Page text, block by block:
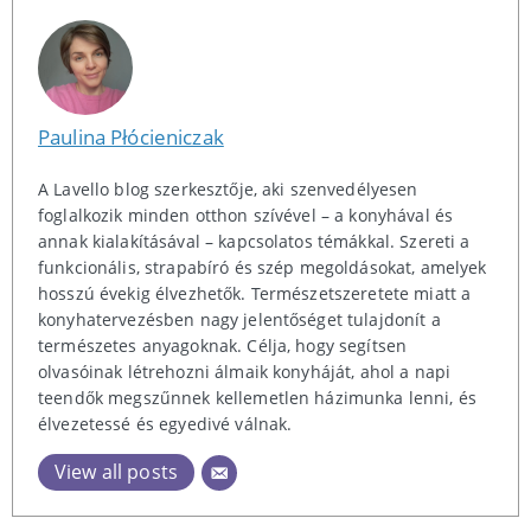
Paulina Płócieniczak
A Lavello blog szerkesztője, aki szenvedélyesen
foglalkozik minden otthon szívével – a konyhával és
annak kialakításával – kapcsolatos témákkal. Szereti a
funkcionális, strapabíró és szép megoldásokat, amelyek
hosszú évekig élvezhetők. Természetszeretete miatt a
konyhatervezésben nagy jelentőséget tulajdonít a
természetes anyagoknak. Célja, hogy segítsen
olvasóinak létrehozni álmaik konyháját, ahol a napi
teendők megszűnnek kellemetlen házimunka lenni, és
élvezetessé és egyedivé válnak.
View all posts